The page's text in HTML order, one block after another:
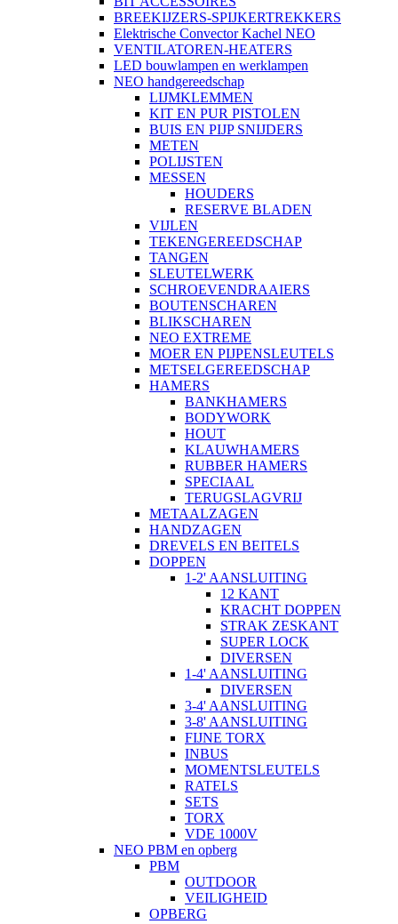
BREEKIJZERS-SPIJKERTREKKERS
Elektrische Convector Kachel NEO
VENTILATOREN-HEATERS
LED bouwlampen en werklampen
NEO handgereedschap
LIJMKLEMMEN
KIT EN PUR PISTOLEN
BUIS EN PIJP SNIJDERS
METEN
POLIJSTEN
MESSEN
HOUDERS
RESERVE BLADEN
VIJLEN
TEKENGEREEDSCHAP
TANGEN
SLEUTELWERK
SCHROEVENDRAAIERS
BOUTENSCHAREN
BLIKSCHAREN
NEO EXTREME
MOER EN PIJPENSLEUTELS
METSELGEREEDSCHAP
HAMERS
BANKHAMERS
BODYWORK
HOUT
KLAUWHAMERS
RUBBER HAMERS
SPECIAAL
TERUGSLAGVRIJ
METAALZAGEN
HANDZAGEN
DREVELS EN BEITELS
DOPPEN
1-2' AANSLUITING
12 KANT
KRACHT DOPPEN
STRAK ZESKANT
SUPER LOCK
DIVERSEN
1-4' AANSLUITING
DIVERSEN
3-4' AANSLUITING
3-8' AANSLUITING
FIJNE TORX
INBUS
MOMENTSLEUTELS
RATELS
SETS
TORX
VDE 1000V
NEO PBM en opberg
PBM
OUTDOOR
VEILIGHEID
OPBERG